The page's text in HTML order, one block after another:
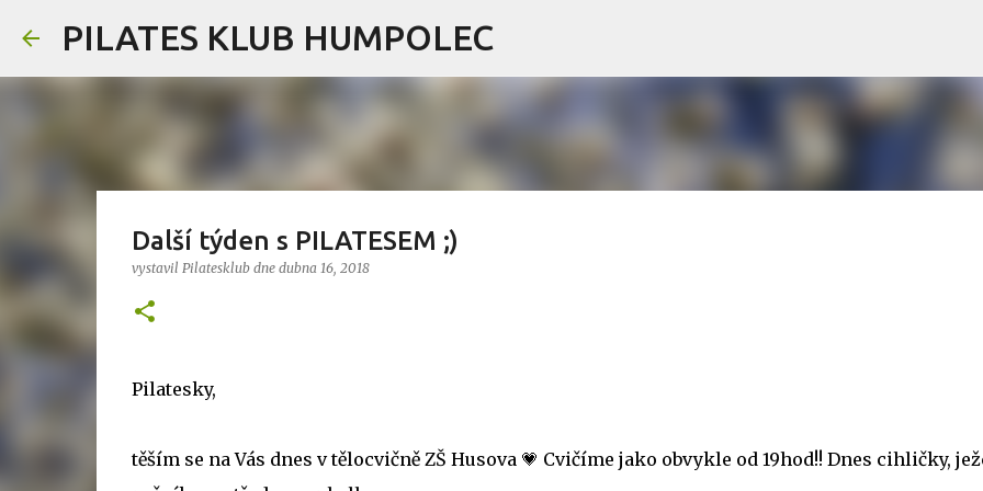
PILATES KLUB HUMPOLEC
Další týden s PILATESEM ;)
vystavil Pilatesklub dne dubna 16, 2018
Pilatesky,
těším se na Vás dnes v tělocvičně ZŠ Husova 💗 Cvičíme jako obvykle od 19hod!! Dnes cihličky,